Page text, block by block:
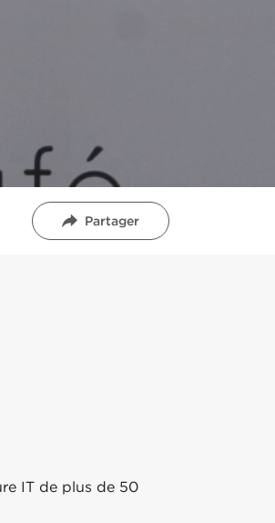
Partager
IT de plus de 50